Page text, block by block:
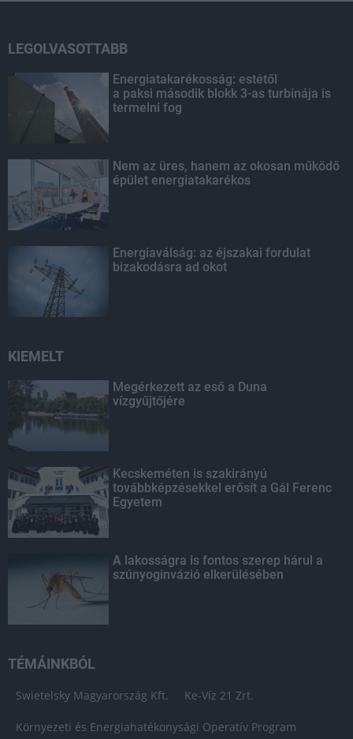
LEGOLVASOTTABB
Energiatakarékosság: estétől
a paksi második blokk 3-as turbinája is
termelni fog
Nem az üres, hanem az okosan működő
épület energiatakarékos
Energiaválság: az éjszakai fordulat
bizakodásra ad okot
KIEMELT
Megérkezett az eső a Duna
vízgyűjtőjére
Kecskeméten is szakirányú
továbbképzésekkel erősít a Gál Ferenc
Egyetem
A lakosságra is fontos szerep hárul a
szúnyoginvázió elkerülésében
TÉMÁINKBÓL
Swietelsky Magyarország Kft. Ke-Víz 21 Zrt.
Környezeti és Energiahatékonysági Operatív Program